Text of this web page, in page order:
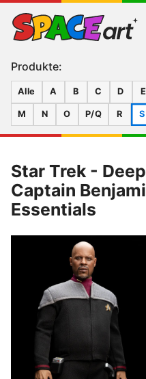
Produkte:
Alle A B C D E
M N O P/Q R S
Star Trek -
Captain
Essentials